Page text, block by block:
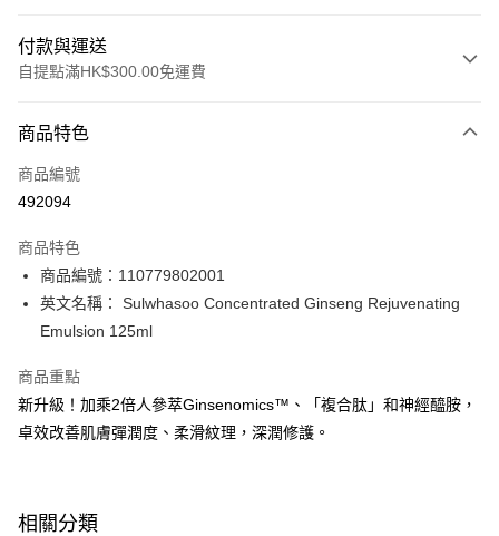
付款與運送
自提點滿HK$300.00免運費
信用卡
Apple Pay
PayMe
WeChat Pay
送貨方式
順豐自助櫃 - 確認發貨後1-3個工作天送達
順豐站及營業點 - 確認發貨後1-3個工作天送達
商品特色
商品編號
492094
商品特色
商品編號：110779802001
英文名稱： Sulwhasoo Concentrated Ginseng Rejuvenating
Emulsion 125ml
商品重點
新升級！加乘2倍人參萃Ginsenomics™、「複合肽」和神經醯胺，
卓效改善肌膚彈潤度、柔滑紋理，深潤修護。
相關分類